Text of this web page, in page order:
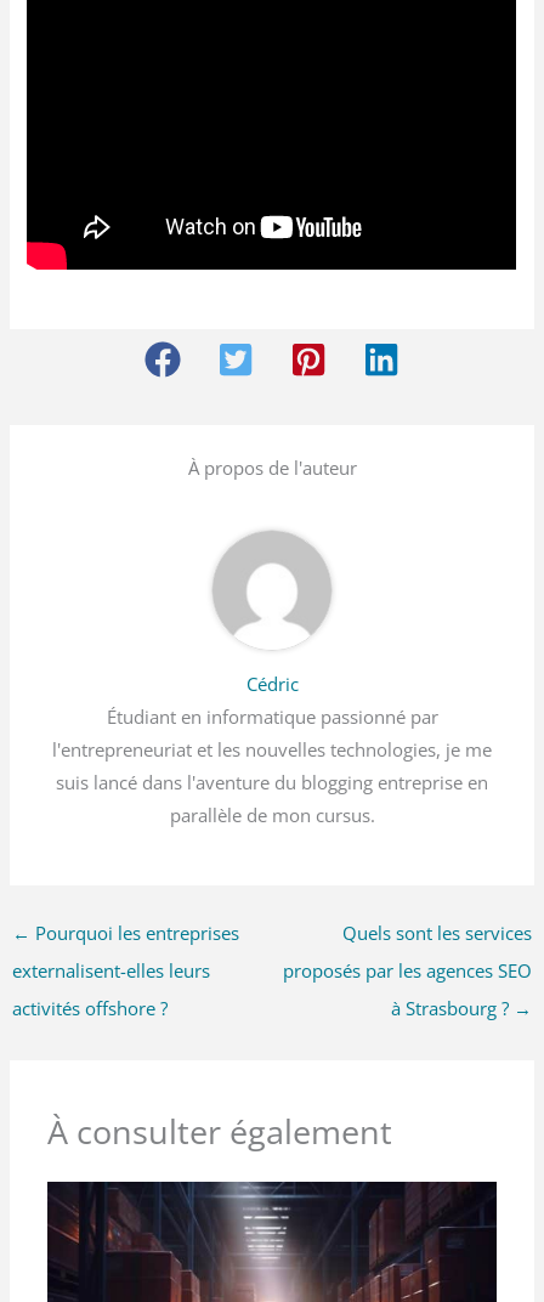
À propos de l'auteur
Cédric
Étudiant en informatique passionné par
l'entrepreneuriat et les nouvelles technologies, je me
suis lancé dans l'aventure du blogging entreprise en
parallèle de mon cursus.
← Pourquoi les entreprises
externalisent-elles leurs
activités offshore ?
Quels sont les services
proposés par les agences SEO
à Strasbourg ? →
À consulter également